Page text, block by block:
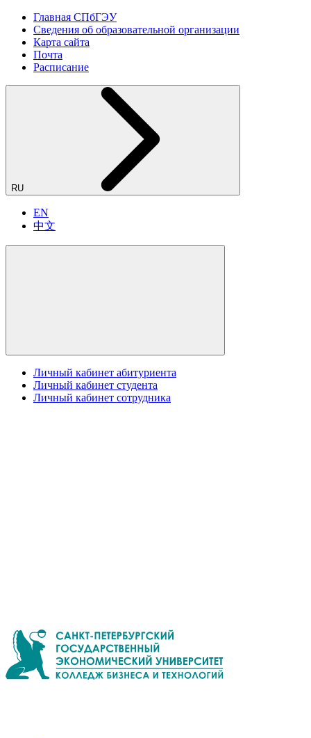
Главная СПбГЭУ
Сведения об образовательной организации
Карта сайта
Почта
Расписание
RU
EN
中文
Личный кабинет абитуриента
Личный кабинет студента
Личный кабинет сотрудника